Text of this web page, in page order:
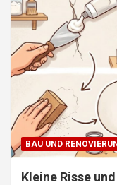
BAU UND
Kleine Risse